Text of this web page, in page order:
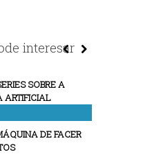
interesar
SOBRE A
ARTIFICIAL
DE FACER